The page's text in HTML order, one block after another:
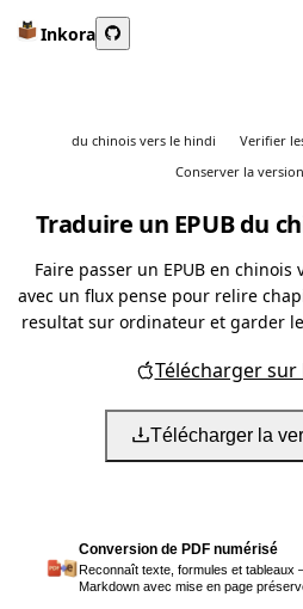
Inkora
du chinois vers le hindi
Verifier
Conserver la
Traduire un EPUB du
Faire passer un EPUB en
avec un flux pense pour relire
resultat sur ordinateur et garder
Télécharger sur
Télécharger la
Conversion de PDF numérisé
Reconnaît texte, formules et tableaux
Markdown avec mise en page